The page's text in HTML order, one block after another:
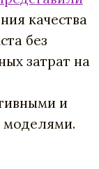
качества
без
затрат на
и